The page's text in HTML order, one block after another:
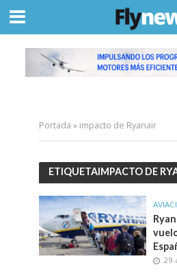
Portada » impacto de Ryanair
ETIQUETAIMPACTO DE
29